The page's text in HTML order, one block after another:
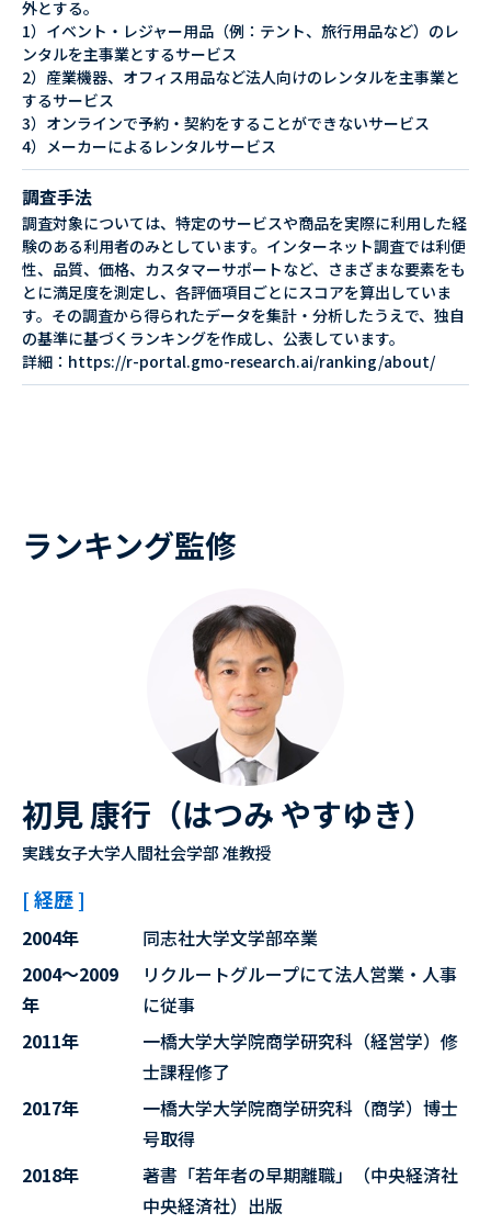
外とする。
1）イベント・レジャー用品（例：テント、旅行用品など）のレ
ンタルを主事業とするサービス
2）産業機器、オフィス用品など法人向けのレンタルを主事業と
するサービス
3）オンラインで予約・契約をすることができないサービス
4）メーカーによるレンタルサービス
調査手法
調査対象については、特定のサービスや商品を実際に利用した経
験のある利用者のみとしています。インターネット調査では利便
性、品質、価格、カスタマーサポートなど、さまざまな要素をも
とに満足度を測定し、各評価項目ごとにスコアを算出していま
す。その調査から得られたデータを集計・分析したうえで、独自
の基準に基づくランキングを作成し、公表しています。
詳細：https://r-portal.gmo-research.ai/ranking/about/
ランキング監修
初見 康行（はつみ やすゆき）
実践女子大学人間社会学部 准教授
[ 経歴 ]
2004年
同志社大学文学部卒業
2004～2009
年
リクルートグループにて法人営業・人事
に従事
2011年
一橋大学大学院商学研究科（経営学）修
士課程修了
2017年
一橋大学大学院商学研究科（商学）博士
号取得
2018年
著書「若年者の早期離職」（中央経済社
中央経済社）出版